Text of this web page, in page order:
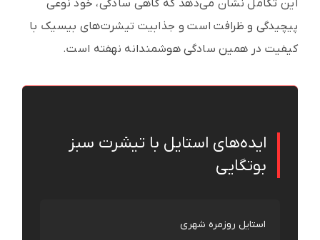
این تکامل نشان می‌دهد که گاهی سادگی، خود نوعی
پیچیدگی و ظرافت است و جذابیت تیشرت‌های بیسیک با
کیفیت در همین سادگی هوشمندانه نهفته است.
ایده‌های استایل با تیشرت سبز
بوتگایی
استایل روزمره شهری